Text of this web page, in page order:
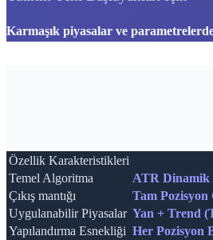
Karmaşık piyasalar ve
Özellik Karakteristikleri
Temel Algoritma
ATR Dinamik
Çıkış mantığı
Tam
Uygulanabilir Piyasalar Yan + Trend
Yapılandırma Esnekliği Her Pozisyon